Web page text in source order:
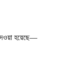
হয়েছে—